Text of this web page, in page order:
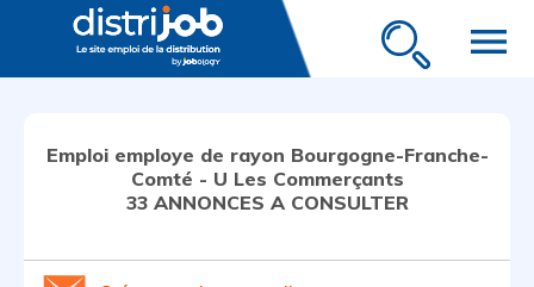
menu
Emploi employe de rayon Bourgogne-Franche-
Comté - U Les Commerçants
33 ANNONCES A CONSULTER